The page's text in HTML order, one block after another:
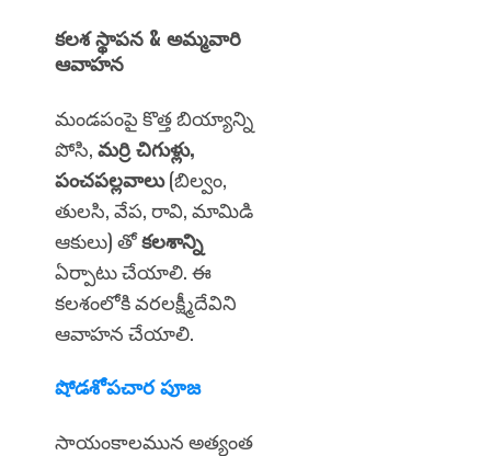
కలశ స్థాపన & అమ్మవారి
ఆవాహన
మండపంపై కొత్త బియ్యాన్ని
పోసి,మర్రి చిగుళ్లు,
పంచపల్లవాలు(బిల్వం,
తులసి, వేప, రావి, మామిడి
ఆకులు) తోకలశాన్ని
ఏర్పాటు చేయాలి. ఈ
కలశంలోకి వరలక్ష్మీదేవిని
ఆవాహన చేయాలి.
షోడశోపచార పూజ
సాయంకాలమున అత్యంత